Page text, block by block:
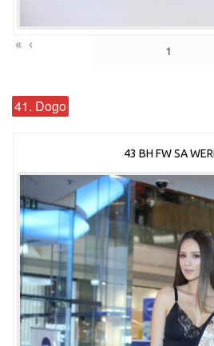
« ‹
41. Dogo
43 BH FW SA